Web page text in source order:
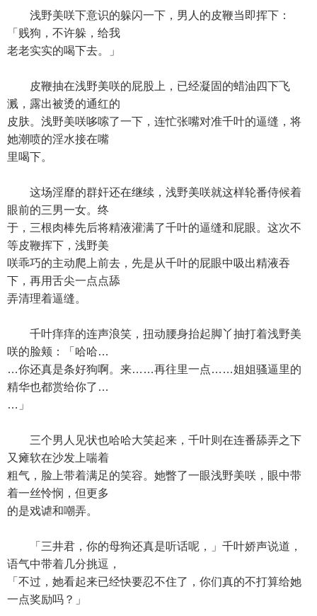
浅野美咲下意识的躲闪一下，男人的皮鞭当即挥下：
「贱狗，不许躲，给我
老老实实的喝下去。」
皮鞭抽在浅野美咲的屁股上，已经凝固的蜡油四下飞
溅，露出被烫的通红的
皮肤。浅野美咲哆嗦了一下，连忙张嘴对准千叶的逼缝，将
她潮喷的淫水接在嘴
里喝下。
这场淫靡的群奸还在继续，浅野美咲就这样轮番侍候着
眼前的三男一女。终
于，三根肉棒先后将精液灌满了千叶的逼缝和屁眼。这次不
等皮鞭挥下，浅野美
咲乖巧的主动爬上前去，先是从千叶的屁眼中吸出精液吞
下，再用舌尖一点点舔
弄清理着逼缝。
千叶痒痒的连声浪笑，扭动腰身抬起脚丫抽打着浅野美
咲的脸颊：「哈哈…
…你还真是条好狗啊。来……再往里一点……姐姐骚逼里的
精华也都赏给你了…
…」
三个男人见状也哈哈大笑起来，千叶则在连番舔弄之下
又瘫软在沙发上喘着
粗气，脸上带着满足的笑容。她瞥了一眼浅野美咲，眼中带
着一丝怜悯，但更多
的是戏谑和嘲弄。
「三井君，你的母狗还真是听话呢，」千叶娇声说道，
语气中带着几分挑逗，
「不过，她看起来已经快要忍不住了，你们真的不打算给她
一点奖励吗？」